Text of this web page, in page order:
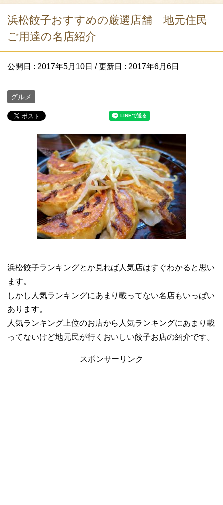
浜松餃子おすすめの厳選店舗 地元住民
ご用達の名店紹介
公開日 : 2017年5月10日 / 更新日 : 2017年6月6日
グルメ
浜松餃子ランキングとか見れば人気店はすぐわかると思い
ます。
しかし人気ランキングにあまり載ってない名店もいっぱい
あります。
人気ランキング上位のお店から人気ランキングにあまり載
ってないけど地元民が行くおいしい餃子お店の紹介です。
スポンサーリンク